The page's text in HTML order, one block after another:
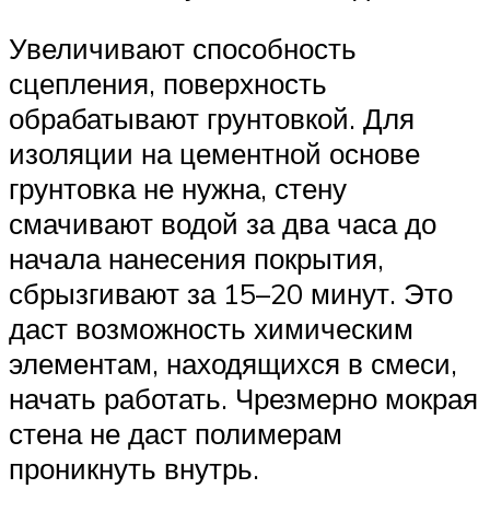
Увеличивают способность
сцепления, поверхность
обрабатывают грунтовкой. Для
изоляции на цементной основе
грунтовка не нужна, стену
смачивают водой за два часа до
начала нанесения покрытия,
сбрызгивают за 15–20 минут. Это
даст возможность химическим
элементам, находящихся в смеси,
начать работать. Чрезмерно мокрая
стена не даст полимерам
проникнуть внутрь.